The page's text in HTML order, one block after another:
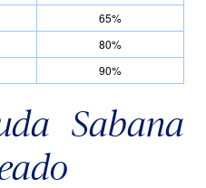
65%
80%
90%
Sabana